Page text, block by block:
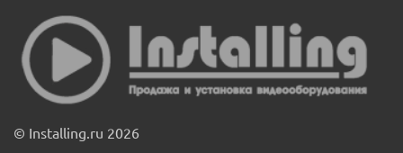
© Installing.ru 2026